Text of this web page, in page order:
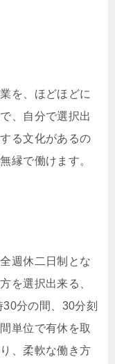
を、ほどほどに
、自分で選択出
る文化があるの
縁で働けます。
週休二日制とな
を選択出来る、
分の間、30分刻
単位で有休を取
、柔軟な働き方